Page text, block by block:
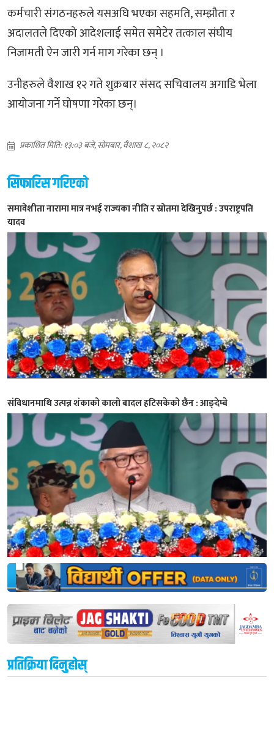
कर्मचारी संगठनहरुले यसअघि भएका सहमति, सम्झौता र
अदालतले दिएको आदेशलाई समेत समेटेर तत्काल संघीय
निजामती ऐन जारी गर्न माग गरेका छन् ।
उनीहरुले वैशाख १२ गते शुक्रबार संसद सचिवालय अगाडि भेला
आयोजना गर्ने घोषणा गरेका छन्।
प्रकाशित मिति: १३:०३ बजे, सोमबार, वैशाख ८, २०८२
सिफारिस गरिएको
समावेशीता नारामा मात्र नभई राज्यका नीति र स्रोतमा देखिनुपर्छ : उपराष्ट्रपति
यादव
संविधानमाथि उत्पन्न शंकाको कालो बादल हटिसकेको छैन : आङ्देम्बे
प्रतिक्रिया दिनुहोस्